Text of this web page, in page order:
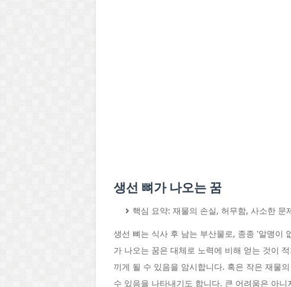
생선 뼈가 나오는 꿈
핵심 요약: 재물의 손실, 허무함, 사소한
생선 뼈는 식사 후 남는 부산물로, 종종 '알맹이
가 나오는 꿈은 대체로 노력에 비해 얻는 것이
끼게 될 수 있음을 암시합니다. 혹은 작은 재물
수 있음을 나타내기도 합니다. 큰 어려움은 아